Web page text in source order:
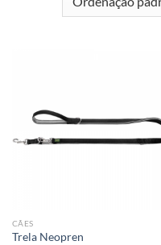
CÃES
Trela Neopren